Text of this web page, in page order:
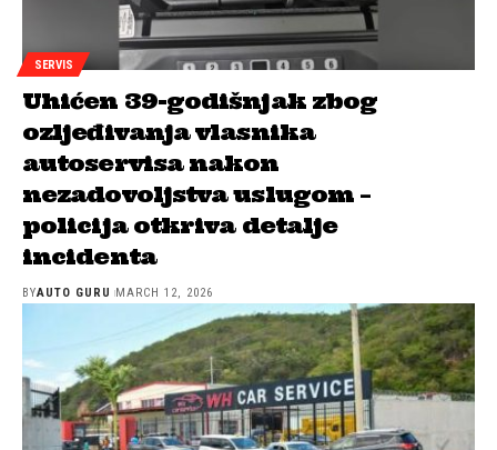
SERVIS
Uhićen 39-godišnjak zbog
ozljeđivanja vlasnika
autoservisa nakon
nezadovoljstva uslugom –
policija otkriva detalje
incidenta
BYAUTO GURU MARCH 12, 2026